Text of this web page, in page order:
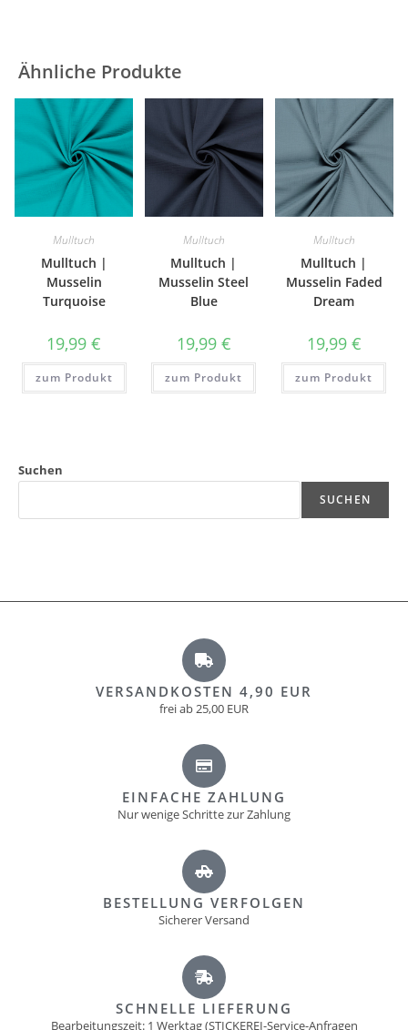
Ähnliche Produkte
Mulltuch
Mulltuch |
Musselin
Turquoise
19,99€
zum Produkt
Mulltuch
Mulltuch |
Musselin Steel
Blue
19,99 €
zum Produkt
Mulltuch
Mulltuch |
Musselin Faded
Dream
19,99 €
zum Produkt
Suchen
SUCHEN
VERSANDKOSTEN 4,90 EUR
frei ab 25,00 EUR
EINFACHE ZAHLUNG
Nur wenige Schritte zur Zahlung
BESTELLUNG VERFOLGEN
Sicherer Versand
SCHNELLE LIEFERUNG
Bearbeitungszeit: 1 Werktag (STICKEREI-Service-Anfragen